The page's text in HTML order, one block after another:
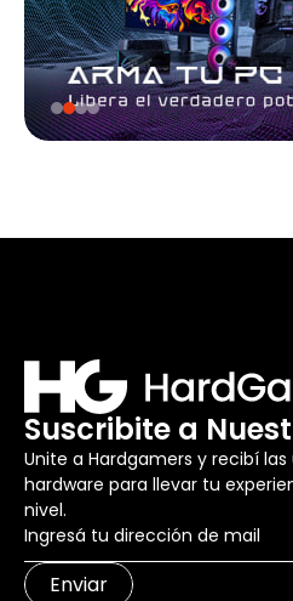
Suscribite a
Unite a Hardgamers y recibí
hardware para llevar tu
nivel.
Enviar